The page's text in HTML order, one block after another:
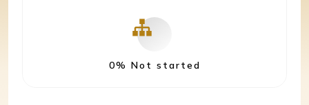
0% Not started